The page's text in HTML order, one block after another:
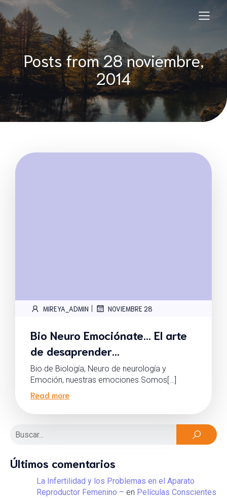
Posts from 28 noviembre,
2014
MIREYA_ADMIN | NOVIEMBRE 28
Bio Neuro Emociónate… El arte
de desaprender…
Bio de Biología, Neuro de neurología y
Emoción, nuestras emociones Somos[…]
Read more
Últimos comentarios
La Infertilidad y los Problemas en el Aparato
Reproductor Femenino – en Películas Conscientes